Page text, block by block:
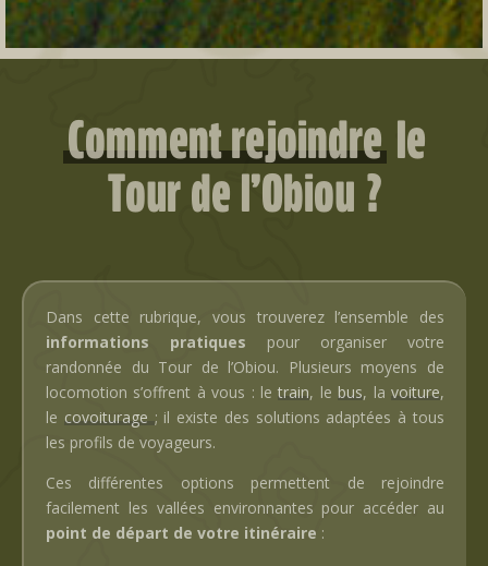
Comment rejoindrele
Tour de l’Obiou ?
Dans cette rubrique, vous trouverez l’ensemble des
informations pratiques pour organiser votre
randonnée du Tour de l’Obiou. Plusieurs moyens de
locomotion s’offrent à vous : letrain, le bus, lavoiture,
le covoiturage ; il existe des solutions adaptées à tous
les profils de voyageurs.
Ces différentes options permettent de rejoindre
facilement les vallées environnantes pour accéder au
point de départ de votre itinéraire :